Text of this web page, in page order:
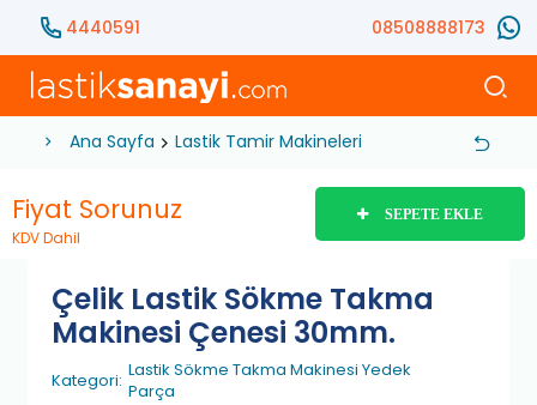
4440591 08508888173
Ana Sayfa Lastik Tamir Makineleri Yedek Parça
Fiyat Sorunuz
KDV Dahil
SEPETE EKLE
Çelik Lastik Sökme Takma
Makinesi Çenesi 30mm.
Kategori: Lastik Sökme Takma Makinesi Yedek
Parça